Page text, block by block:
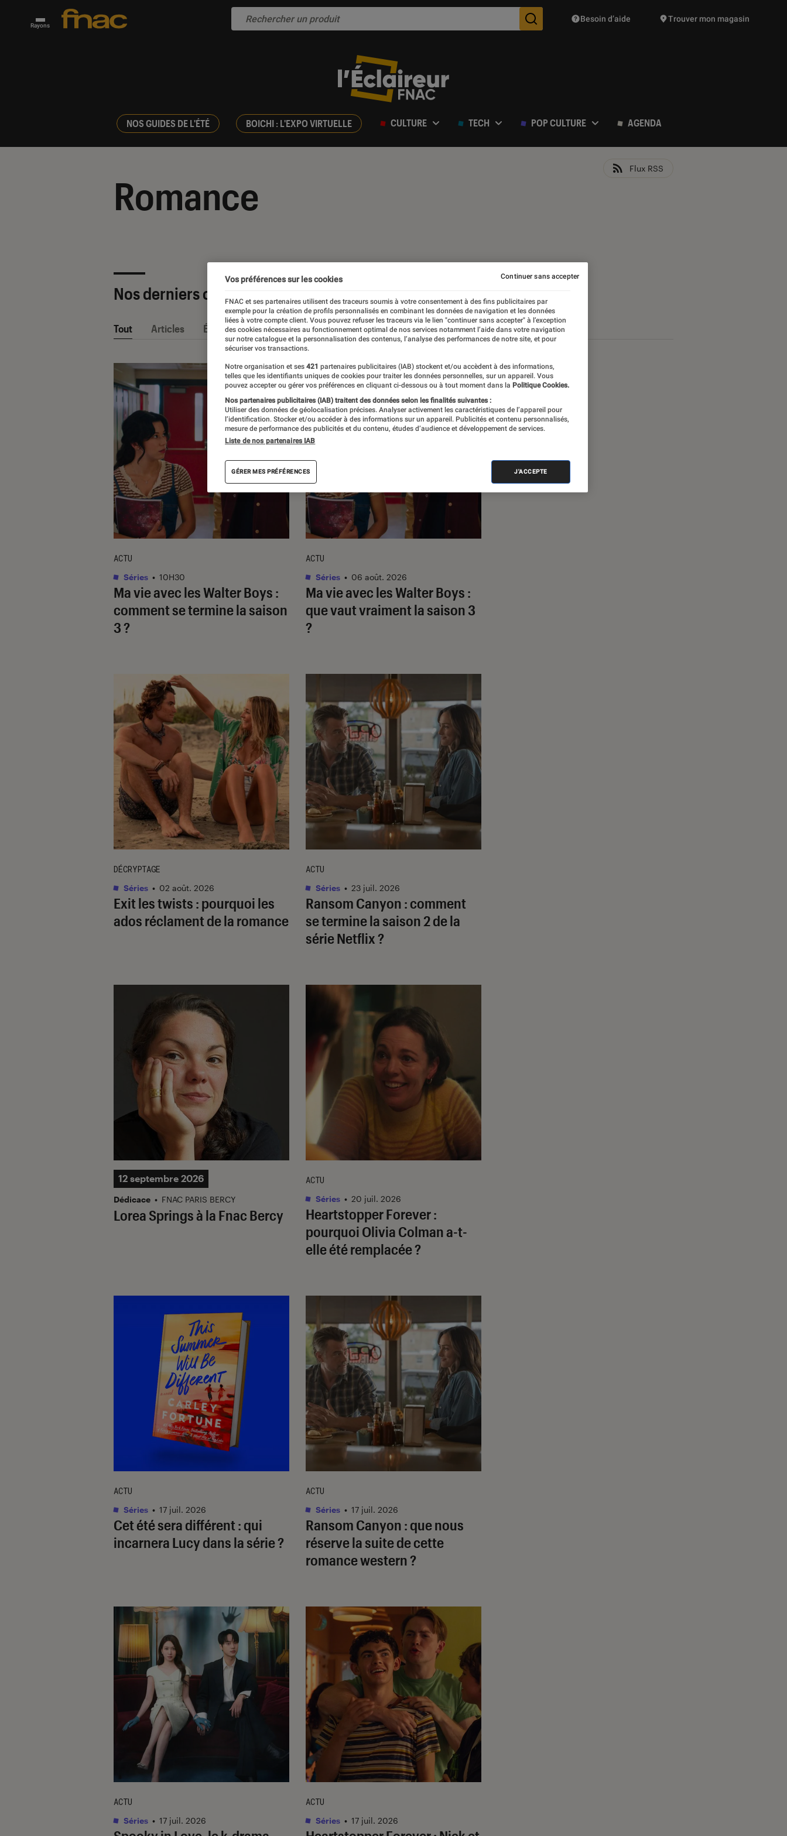
Rayons Des suggestions de produits vont vous être proposées
Besoin d’aide Trouver mon magasin
NOS GUIDES DE L'ÉTÉ BOICHI : L'EXPO VIRTUELLE CULTURE TECH POP CULTURE AGENDA
Romance
Flux RSS
Nos derniers contenus
Tout Articles Événéments Sélections et guides
Ma vie avec les Walter Boys :
comment se termine la saison
3 ?
ACTU
Séries • 10H30
Ma vie avec les Walter Boys :
que vaut vraiment la saison 3
?
ACTU
Séries • 06 août. 2026
Exit les twists : pourquoi les
ados réclament de la romance
DÉCRYPTAGE
Séries • 02 août. 2026
Ransom Canyon : comment
se termine la saison 2 de la
série Netflix ?
ACTU
Séries • 23 juil. 2026
Lorea Springs à la Fnac Bercy
12 septembre 2026
Dédicace • FNAC PARIS BERCY
Heartstopper Forever:
pourquoi Olivia Colman a-t-
elle été remplacée ?
ACTU
Séries • 20 juil. 2026
Cet été sera différent : qui
incarnera Lucy dans la série ?
ACTU
Séries • 17 juil. 2026
Ransom Canyon : que nous
réserve la suite de cette
romance western ?
ACTU
Séries • 17 juil. 2026
ACTU
Séries • 17 juil. 2026
ACTU
Séries • 17 juil. 2026
Vos préférences sur les cookies
FNAC et ses partenaires utilisent des traceurs soumis à votre consentement à des fins publicitaires par
exemple pour la création de profils personnalisés en combinant les données de navigation et les données
liées à votre compte client. Vous pouvez refuser les traceurs via le lien "continuer sans accepter" à l’exception
des cookies nécessaires au fonctionnement optimal de nos services notamment l’aide dans votre navigation
sur notre catalogue et la personnalisation des contenus, l’analyse des performances de notre site, et pour
sécuriser vos transactions.
Notre organisation et ses 421 partenaires publicitaires (IAB) stockent et/ou accèdent à des informations,
telles que les identifiants uniques de cookies pour traiter les données personnelles, sur un appareil. Vous
pouvez accepter ou gérer vos préférences en cliquant ci-dessous ou à tout moment dans la Politique Cookies.
Nos partenaires publicitaires (IAB) traitent des données selon les finalités suivantes :
Utiliser des données de géolocalisation précises. Analyser activement les caractéristiques de l’appareil pour
l’identification. Stocker et/ou accéder à des informations sur un appareil. Publicités et contenu personnalisés,
mesure de performance des publicités et du contenu, études d’audience et développement de services.
Liste de nos partenaires IAB
GÉRER MES PRÉFÉRENCES J'ACCEPTE
Continuer sans accepter